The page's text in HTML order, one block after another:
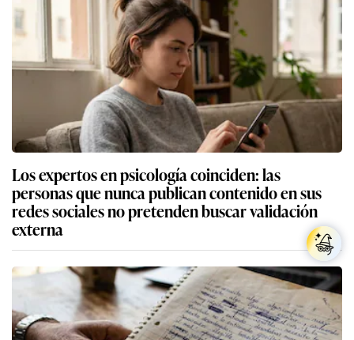
Los expertos en psicología coinciden: las
personas que nunca publican contenido en sus
redes sociales no pretenden buscar validación
externa